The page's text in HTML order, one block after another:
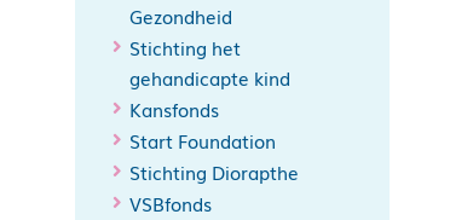
Gezondheid
Stichting het
gehandicapte kind
Kansfonds
Start Foundation
Stichting Diorapthe
VSBfonds